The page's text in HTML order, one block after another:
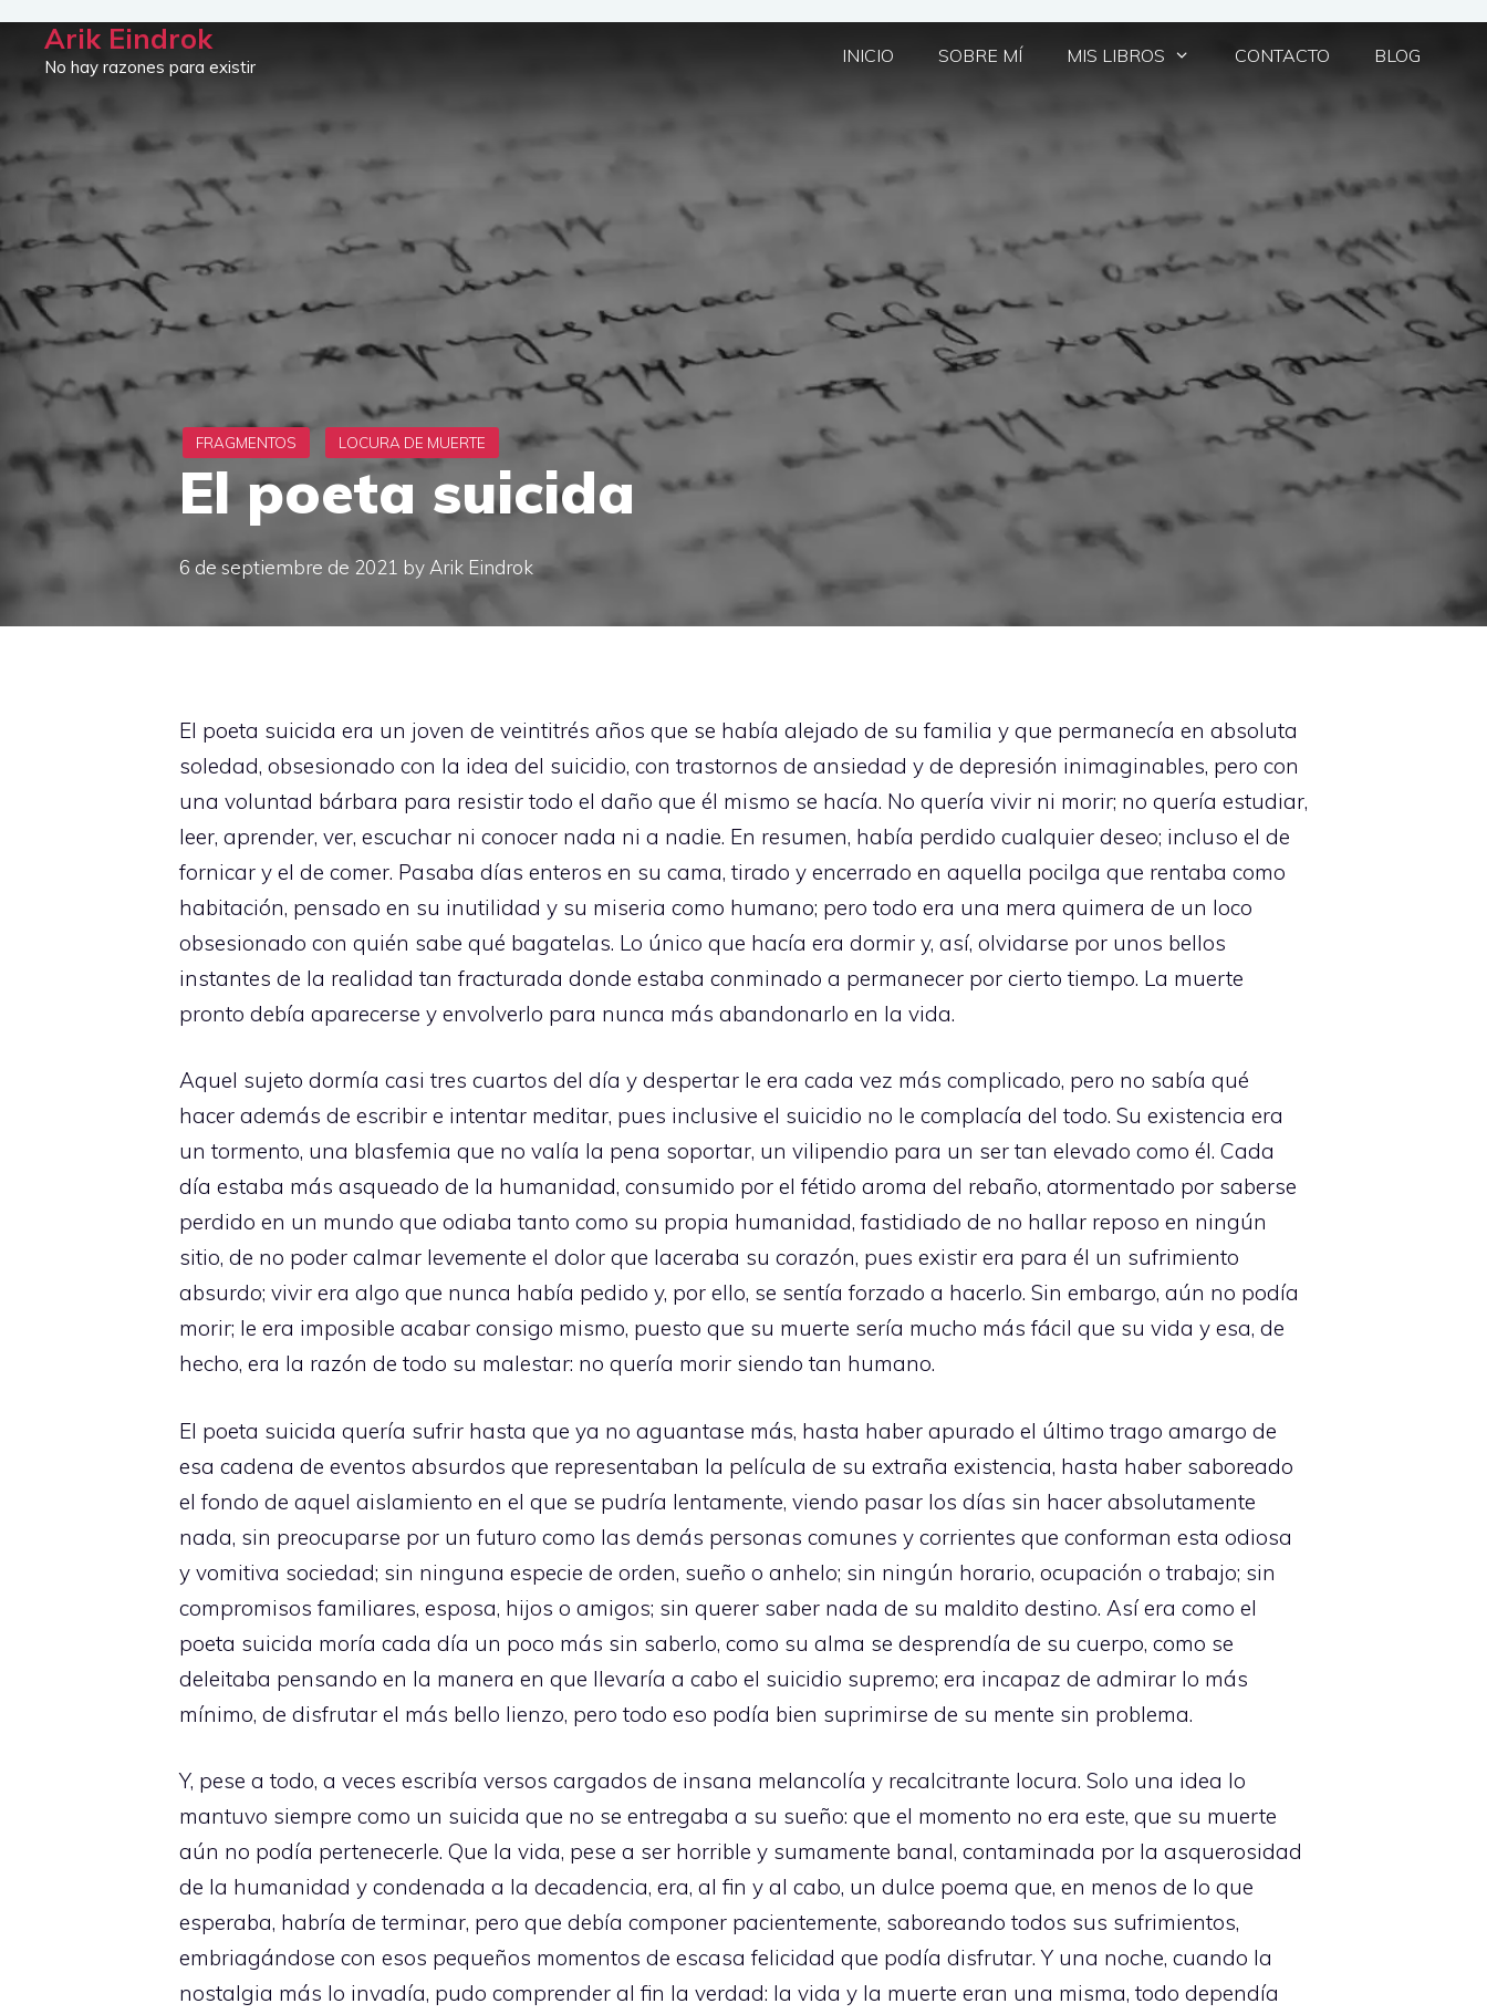
Saltar
Arik Eindrok
No hay razones para existir
INICIO SOBRE MÍ MIS LIBROS CONTACTO BLOG
El poeta suicida
6 de septiembre de 2021 by Arik Eindrok
El poeta suicida era un joven de veintitrés años que se había alejado de su familia y que permanecía en absoluta
soledad, obsesionado con la idea del suicidio, con trastornos de ansiedad y de depresión inimaginables, pero con
una voluntad bárbara para resistir todo el daño que él mismo se hacía. No quería vivir ni morir; no quería estudiar,
leer, aprender, ver, escuchar ni conocer nada ni a nadie. En resumen, había perdido cualquier deseo; incluso el de
fornicar y el de comer. Pasaba días enteros en su cama, tirado y encerrado en aquella pocilga que rentaba como
habitación, pensado en su inutilidad y su miseria como humano; pero todo era una mera quimera de un loco
obsesionado con quién sabe qué bagatelas. Lo único que hacía era dormir y, así, olvidarse por unos bellos
instantes de la realidad tan fracturada donde estaba conminado a permanecer por cierto tiempo. La muerte
pronto debía aparecerse y envolverlo para nunca más abandonarlo en la vida.
Aquel sujeto dormía casi tres cuartos del día y despertar le era cada vez más complicado, pero no sabía qué
hacer además de escribir e intentar meditar, pues inclusive el suicidio no le complacía del todo. Su existencia era
un tormento, una blasfemia que no valía la pena soportar, un vilipendio para un ser tan elevado como él. Cada
día estaba más asqueado de la humanidad, consumido por el fétido aroma del rebaño, atormentado por saberse
perdido en un mundo que odiaba tanto como su propia humanidad, fastidiado de no hallar reposo en ningún
sitio, de no poder calmar levemente el dolor que laceraba su corazón, pues existir era para él un sufrimiento
absurdo; vivir era algo que nunca había pedido y, por ello, se sentía forzado a hacerlo. Sin embargo, aún no podía
morir; le era imposible acabar consigo mismo, puesto que su muerte sería mucho más fácil que su vida y esa, de
hecho, era la razón de todo su malestar: no quería morir siendo tan humano.
El poeta suicida quería sufrir hasta que ya no aguantase más, hasta haber apurado el último trago amargo de
esa cadena de eventos absurdos que representaban la película de su extraña existencia, hasta haber saboreado
el fondo de aquel aislamiento en el que se pudría lentamente, viendo pasar los días sin hacer absolutamente
nada, sin preocuparse por un futuro como las demás personas comunes y corrientes que conforman esta odiosa
y vomitiva sociedad; sin ninguna especie de orden, sueño o anhelo; sin ningún horario, ocupación o trabajo; sin
compromisos familiares, esposa, hijos o amigos; sin querer saber nada de su maldito destino. Así era como el
poeta suicida moría cada día un poco más sin saberlo, como su alma se desprendía de su cuerpo, como se
deleitaba pensando en la manera en que llevaría a cabo el suicidio supremo; era incapaz de admirar lo más
mínimo, de disfrutar el más bello lienzo, pero todo eso podía bien suprimirse de su mente sin problema.
Y, pese a todo, a veces escribía versos cargados de insana melancolía y recalcitrante locura. Solo una idea lo
mantuvo siempre como un suicida que no se entregaba a su sueño: que el momento no era este, que su muerte
aún no podía pertenecerle. Que la vida, pese a ser horrible y sumamente banal, contaminada por la asquerosidad
de la humanidad y condenada a la decadencia, era, al fin y al cabo, un dulce poema que, en menos de lo que
esperaba, habría de terminar, pero que debía componer pacientemente, saboreando todos sus sufrimientos,
embriagándose con esos pequeños momentos de escasa felicidad que podía disfrutar. Y una noche, cuando la
nostalgia más lo invadía, pudo comprender al fin la verdad: la vida y la muerte eran una misma, todo dependía